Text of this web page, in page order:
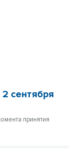
сентября
принятия